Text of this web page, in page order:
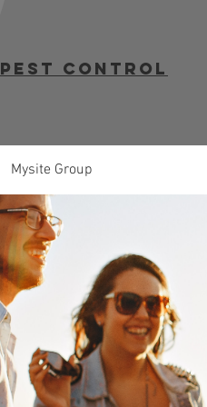
Pest Control
Mysite Group